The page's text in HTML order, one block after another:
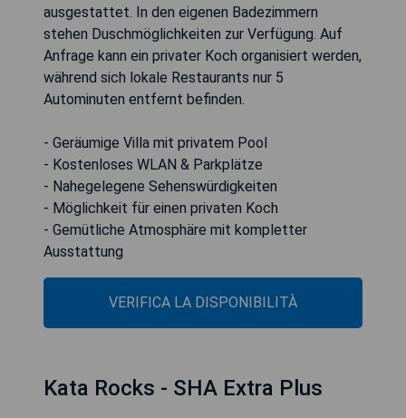
ausgestattet. In den eigenen Badezimmern
stehen Duschmöglichkeiten zur Verfügung. Auf
Anfrage kann ein privater Koch organisiert werden,
während sich lokale Restaurants nur 5
Autominuten entfernt befinden.
- Geräumige Villa mit privatem Pool
- Kostenloses WLAN & Parkplätze
- Nahegelegene Sehenswürdigkeiten
- Möglichkeit für einen privaten Koch
- Gemütliche Atmosphäre mit kompletter
Ausstattung
VERIFICA LA DISPONIBILITÀ
Kata Rocks - SHA Extra Plus